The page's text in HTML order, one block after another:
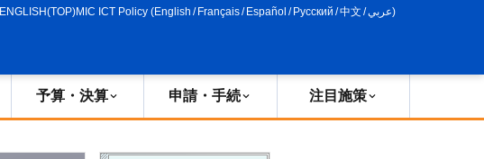
ENGLISH(TOP)MIC ICT Policy (English / Français/ Español / Русский /中文 /عربي)
予算・決算 申請・手続 注目施策